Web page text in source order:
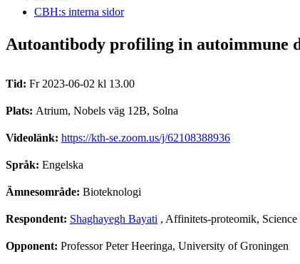
CBH:s interna sidor
Autoantibody profiling in autoimmune
Tid: Fr 2023-06-02 kl 13.00
Plats: Atrium, Nobels väg 12B, Solna
Videolänk: https://kth-se.zoom.us/j/62108388936
Språk: Engelska
Ämnesområde: Bioteknologi
Respondent: Shaghayegh Bayati , Affinitets-proteomik,
Opponent: Professor Peter Heeringa, University of Groningen